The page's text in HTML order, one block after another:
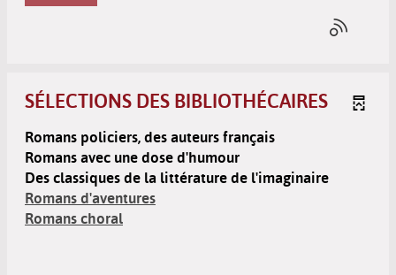
SÉLECTIONS DES BIBLIOTHÉCAIRES
Romans policiers, des auteurs français
Romans avec une dose d'humour
Des classiques de la littérature de l'imaginaire
Romans d'aventures
Romans choral